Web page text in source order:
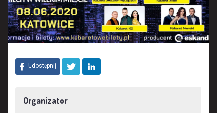
Udostępnij
Organizator